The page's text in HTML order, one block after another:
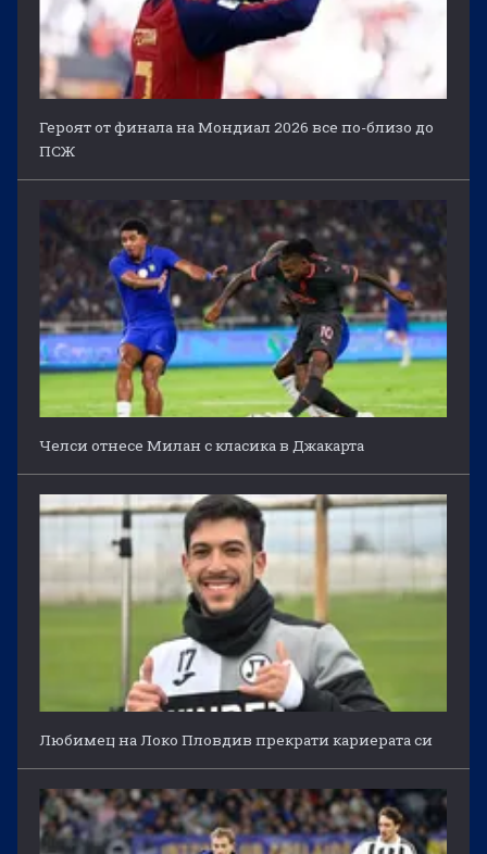
Героят от финала на Мондиал 2026 все по-близо до
ПСЖ
Челси отнесе Милан с класика в Джакарта
Любимец на Локо Пловдив прекрати кариерата си